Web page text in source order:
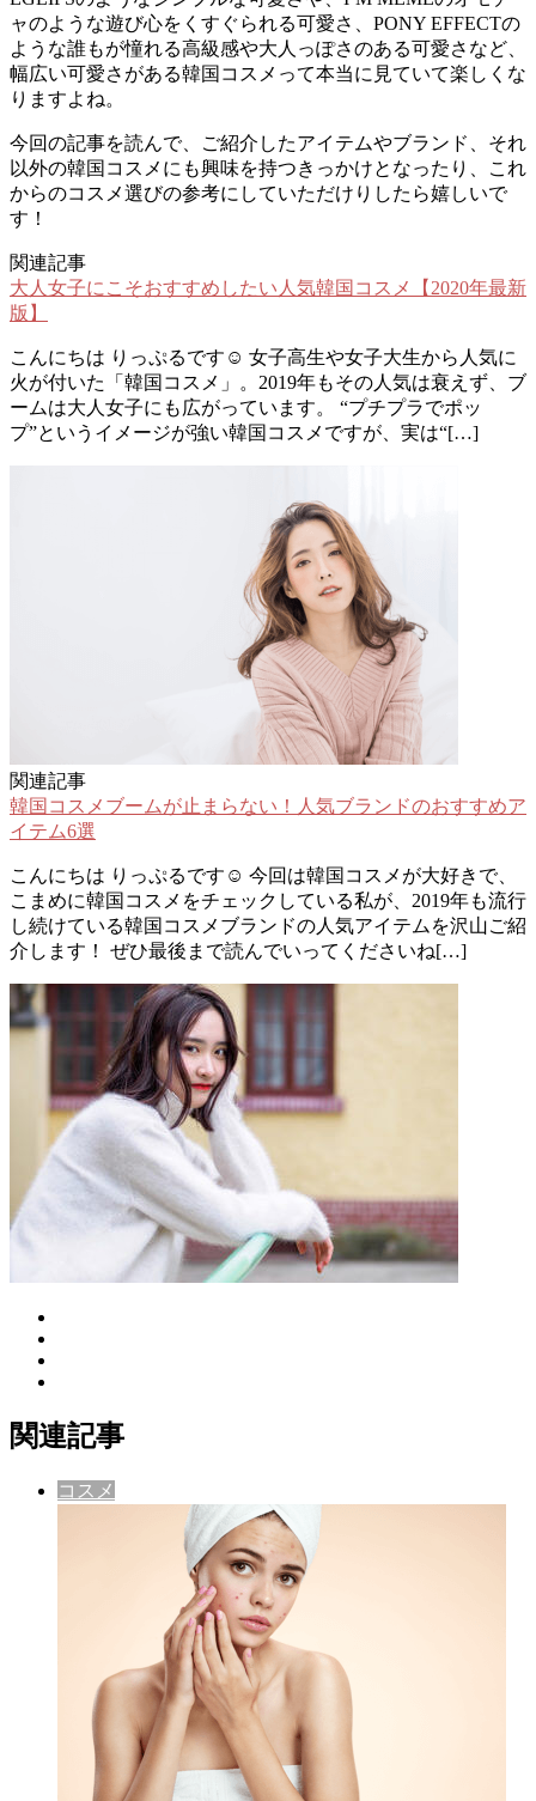
ャのような遊び心をくすぐられる可愛さ、PONY EFFECTの
ような誰もが憧れる高級感や大人っぽさのある可愛さなど、
幅広い可愛さがある韓国コスメって本当に見ていて楽しくな
りますよね。
今回の記事を読んで、ご紹介したアイテムやブランド、それ
以外の韓国コスメにも興味を持つきっかけとなったり、これ
からのコスメ選びの参考にしていただけりしたら嬉しいで
す！
関連記事
大人女子にこそおすすめしたい人気韓国コスメ【2020年最新
版】
こんにちは りっぷるです☺︎ 女子高生や女子大生から人気に
火が付いた「韓国コスメ」。2019年もその人気は衰えず、ブ
ームは大人女子にも広がっています。 “プチプラでポッ
プ”というイメージが強い韓国コスメですが、実は“[…]
関連記事
韓国コスメブームが止まらない！人気ブランドのおすすめア
イテム6選
こんにちは りっぷるです☺︎ 今回は韓国コスメが大好きで、
こまめに韓国コスメをチェックしている私が、2019年も流行
し続けている韓国コスメブランドの人気アイテムを沢山ご紹
介します！ ぜひ最後まで読んでいってくださいね[…]
関連記事
コスメ